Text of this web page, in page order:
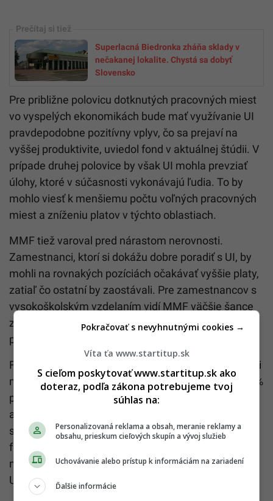
Superlacná Biedronka zháňa sklady v
nečakanej lokalite. Chystá sa dobyť
Slovensko
Pre približne polovicu dotknutých pracovných miest
vo vyspelých ekonomikách bude mať využívanie UI
pravdepodobne pozitívny vplyv, čo sa prejaví na
vyššej produktivite, uviedol fond v aktuálnej štúdii. V
prípade druhej polovice by však UI mohla prevziať
úlohy, ktoré v súčasnosti vykonávajú ľudia. To by
mohlo viesť k menšiemu počtu voľných pracovných
miest a zníženiu platov v týchto oblastiach.
MMF tiež varoval pred nárastom nerovnosti.
Zamestnanci, ktorí si dokážu dobre poradiť s UI, by
mohli na rovnakých pozíciách očakávať vyššie platy,
zatiaľ čo ostatní by zaostávali. Pre zamestnancov s
vysokoškolským vzdelaním vidí MMF väčšie šance
získať pracovné miesta, na ktoré bude mať UI
pozitívny vplyv.
Fond sa domnieva, že v krajinách s nízkymi príjmami
môže UI potenciálne výrazne ovplyvniť približne 26 %
pracovných miest a v rozvíjajúcich sa ekonomikách
asi 40 %. MMF zároveň upozornil, že jeho prognózy
sú založené na výpočtových modeloch a niektoré
faktory je ťažké predpovedať, medzi nimi napríklad
možný vznik nových odvetví alebo rýchlosť šírenia
UI.
Víta ťa www.startitup.sk
S cieľom poskytovať www.startitup.sk ako
doteraz, podľa zákona potrebujeme tvoj
súhlas na:
Personalizovaná reklama a obsah, meranie reklamy a
obsahu, prieskum cieľových skupín a vývoj služieb
Uchovávanie alebo prístup k informáciám na zariadení
Ďalšie informácie
Pokračovať s nevyhnutnými cookies →